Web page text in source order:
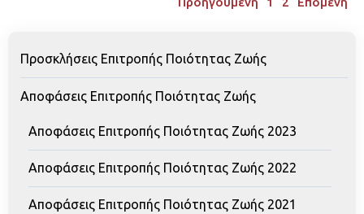
Προσκλήσεις Επιτροπής Ποιότητας Ζωής
Αποφάσεις Επιτροπής Ποιότητας Ζωής
Αποφάσεις Επιτροπής Ποιότητας Ζωής 2023
Αποφάσεις Επιτροπής Ποιότητας Ζωής 2022
Αποφάσεις Επιτροπής Ποιότητας Ζωής 2021